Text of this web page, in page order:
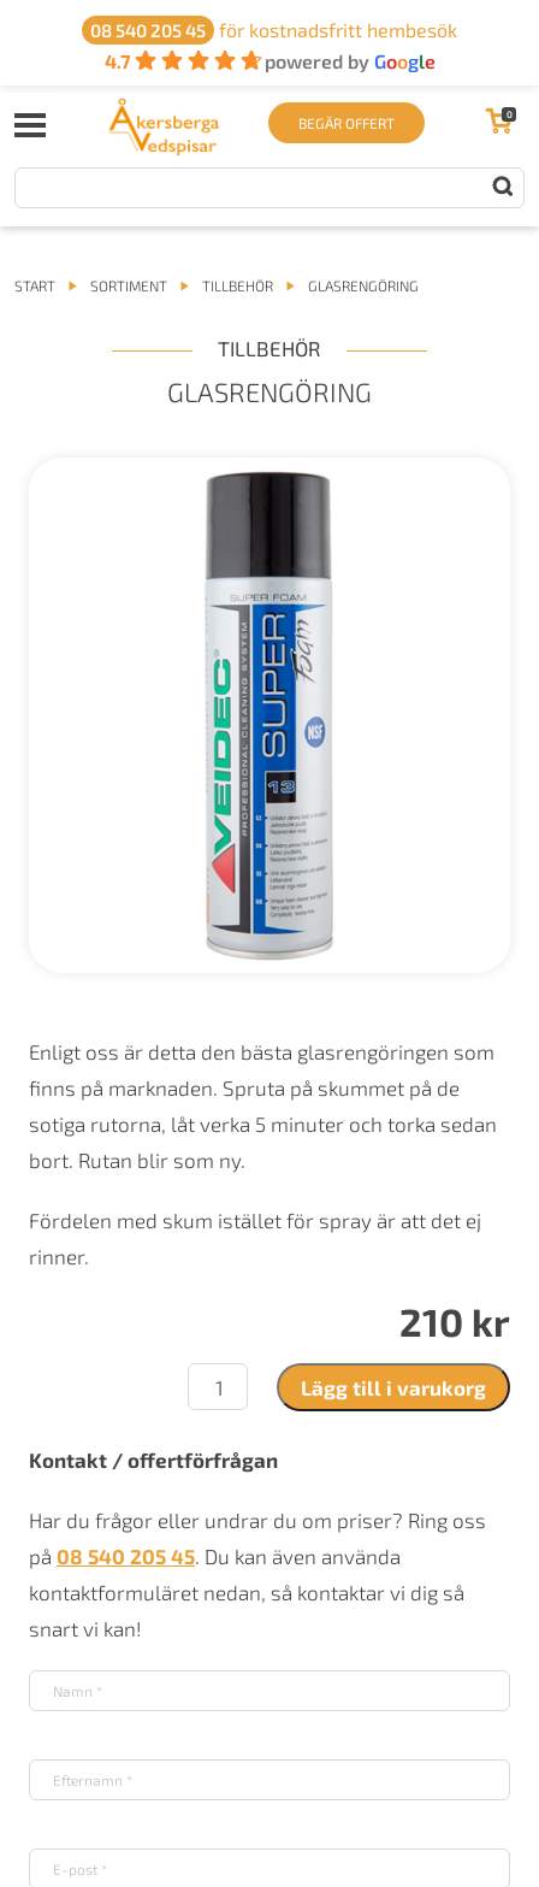
08 540 205 45
för kostnadsfritt hembesök
4.7
powered by Google
BEGÄR OFFERT 0
START SORTIMENT TILLBEHÖR GLASRENGÖRING
TILLBEHÖR
GLASRENGÖRING
Enligt oss är detta den bästa glasrengöringen som
finns på marknaden. Spruta på skummet på de
sotiga rutorna, låt verka 5 minuter och torka sedan
bort. Rutan blir som ny.
Fördelen med skum istället för spray är att det ej
rinner.
210 kr
Glasrengöring
mängd
Lägg till i varukorg
Kontakt / offertförfrågan
Har du frågor eller undrar du om priser? Ring oss
på 08 540 205 45. Du kan även använda
kontaktformuläret nedan, så kontaktar vi dig så
snart vi kan!